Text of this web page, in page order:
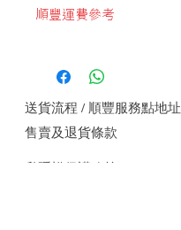
順豐運費參考
首公斤$45
以後每0.5kg/$18
1kg=$45
送貨流程 / 順豐服務點地址
售賣及退貨條款
私隱權保護政策